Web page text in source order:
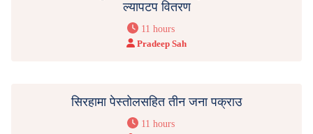
ल्यापटप वितरण
11 hours
Pradeep Sah
सिरहामा पेस्तोलसहित तीन जना पक्राउ
11 hours